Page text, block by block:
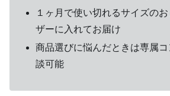
１ヶ月で使い切れるサイズの
ザーに入れてお届け
商品選びに悩んだときは専属
談可能